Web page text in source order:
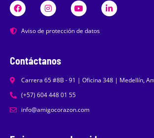
Aviso de protección de datos
Contáctanos
Carrera 65 #8B - 91 | Oficina 348 | Medellín,
(+57) 604 448 01 55
info@amigocorazon.com